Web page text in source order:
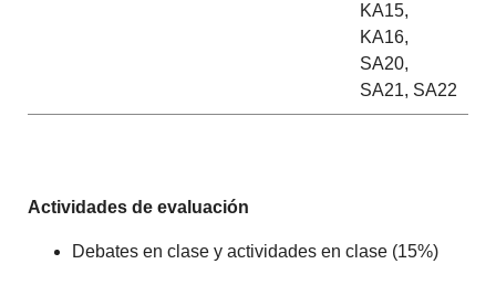
KA15,
KA16,
SA20,
SA21, SA22
Actividades de evaluación
Debates en clase y actividades en clase (15%)